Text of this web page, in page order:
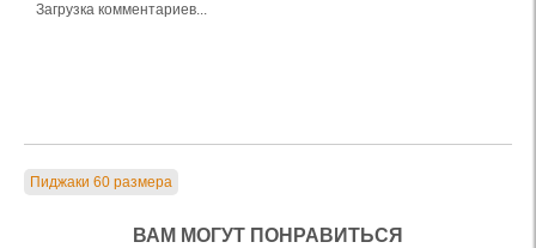
Загрузка комментариев...
Пиджаки 60 размера
ВАМ МОГУТ ПОНРАВИТЬСЯ